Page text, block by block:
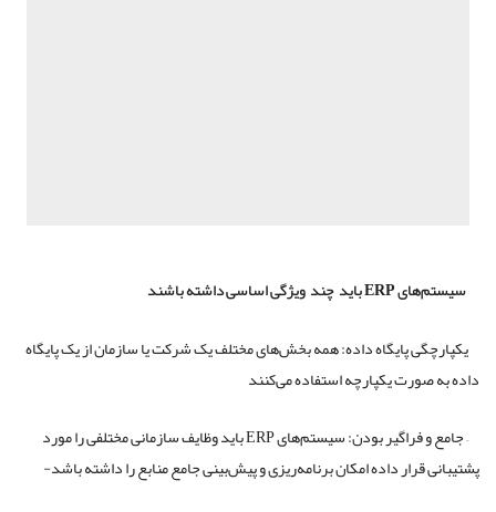
سیستم‌های بایدچندویژگی اساسی داشته باشند
یکپارچگی پایگاه داده: همه بخش‌های مختلف یک شرکت یا سازمان از یک پایگاه
داده به صورت یکپارچه استفاده می‌کنند
– جامع و فراگیر بودن: سیستم‌های ERP باید وظایف سازمانی مختلفی را مورد
پشتیبانی قرار داده امکان برنامه‌ریزی و پیش‌بینی جامع منابع را داشته باشد-